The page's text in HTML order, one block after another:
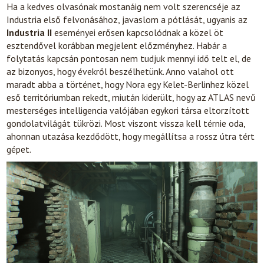
Ha a kedves olvasónak mostanáig nem volt szerencséje az
Industria első felvonásához, javaslom a pótlását, ugyanis az
Industria II eseményei erősen kapcsolódnak a közel öt
esztendővel korábban megjelent előzményhez. Habár a
folytatás kapcsán pontosan nem tudjuk mennyi idő telt el, de
az bizonyos, hogy évekről beszélhetünk. Anno valahol ott
maradt abba a történet, hogy Nora egy Kelet-Berlinhez közel
eső territóriumban rekedt, miután kiderült, hogy az ATLAS nevű
mesterséges intelligencia valójában egykori társa eltorzított
gondolatvilágát tükrözi. Most viszont vissza kell térnie oda,
ahonnan utazása kezdődött, hogy megállítsa a rossz útra tért
gépet.